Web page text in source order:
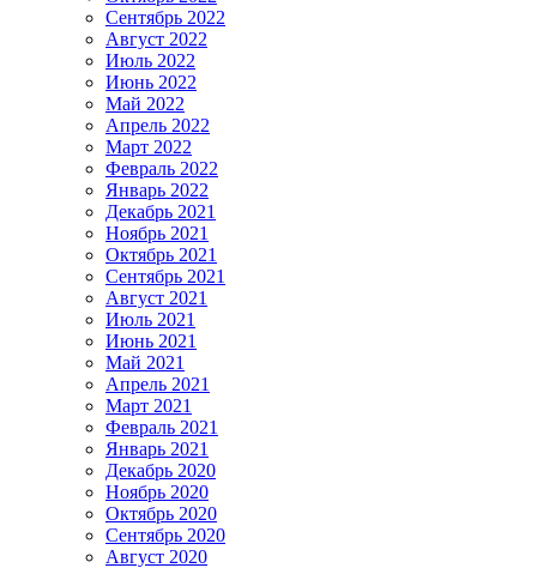
Сентябрь 2022
Август 2022
Июль 2022
Июнь 2022
Май 2022
Апрель 2022
Март 2022
Февраль 2022
Январь 2022
Декабрь 2021
Ноябрь 2021
Октябрь 2021
Сентябрь 2021
Август 2021
Июль 2021
Июнь 2021
Май 2021
Апрель 2021
Март 2021
Февраль 2021
Январь 2021
Декабрь 2020
Ноябрь 2020
Октябрь 2020
Сентябрь 2020
Август 2020